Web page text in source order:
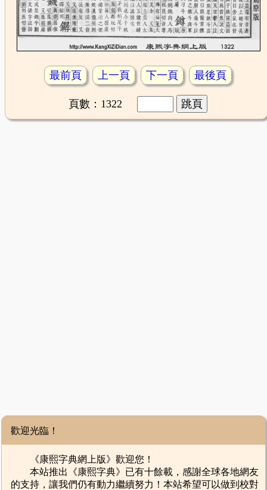
最前頁 上一頁 下一頁 最後頁
頁數：1322
歡迎光臨！
《康熙字典網上版》歡迎您！
本站推出《康熙字典》已有十餘載，感謝全球各地網友
的支持，讓我們仍有動力繼續努力！本站希望可以做到校對